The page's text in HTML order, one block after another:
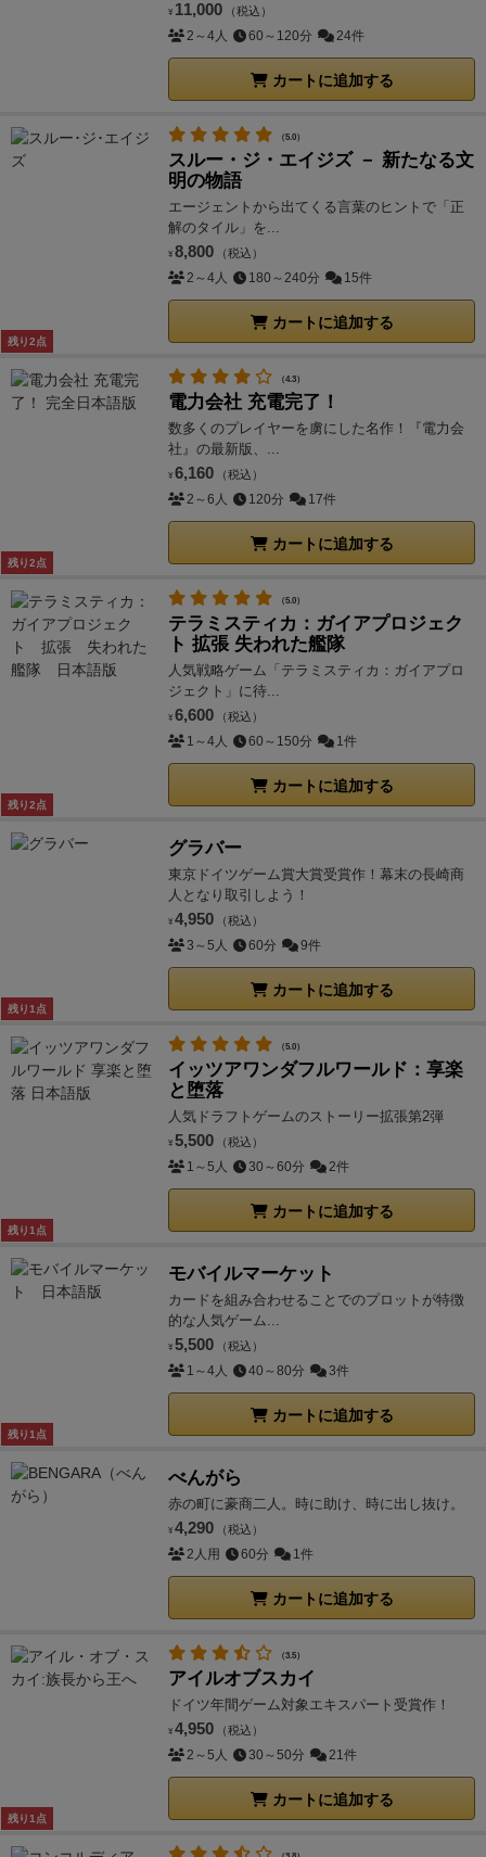
¥ 11,000 （税込）
2～4人 60～120分 24件
カートに追加する
残り2点
（5.0）
スルー・ジ・エイジズ － 新たなる文
明の物語
エージェントから出てくる言葉のヒントで「正
解のタイル」を...
¥ 8,800 （税込）
2～4人 180～240分 15件
カートに追加する
残り2点
（4.3）
電力会社 充電完了！
数多くのプレイヤーを虜にした名作！『電力会
社』の最新版、...
¥ 6,160 （税込）
2～6人 120分 17件
カートに追加する
残り2点
（5.0）
テラミスティカ：ガイアプロジェク
ト 拡張 失われた艦隊
人気戦略ゲーム「テラミスティカ：ガイアプロ
ジェクト」に待...
¥ 6,600 （税込）
1～4人 60～150分 1件
カートに追加する
残り1点
グラバー
東京ドイツゲーム賞大賞受賞作！幕末の長崎商
人となり取引しよう！
¥ 4,950 （税込）
3～5人 60分 9件
カートに追加する
残り1点
（5.0）
イッツアワンダフルワールド：享楽
と堕落
人気ドラフトゲームのストーリー拡張第2弾
¥ 5,500 （税込）
1～5人 30～60分 2件
カートに追加する
残り1点
モバイルマーケット
カードを組み合わせることでのプロットが特徴
的な人気ゲーム...
¥ 5,500 （税込）
1～4人 40～80分 3件
カートに追加する
べんがら
赤の町に豪商二人。時に助け、時に出し抜け。
¥ 4,290 （税込）
2人用 60分 1件
カートに追加する
残り1点
（3.5）
アイルオブスカイ
ドイツ年間ゲーム対象エキスパート受賞作！
¥ 4,950 （税込）
2～5人 30～50分 21件
カートに追加する